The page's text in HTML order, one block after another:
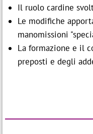
Il ruolo cardine
Le modifiche
manomissioni
La formazione e il
preposti e degli